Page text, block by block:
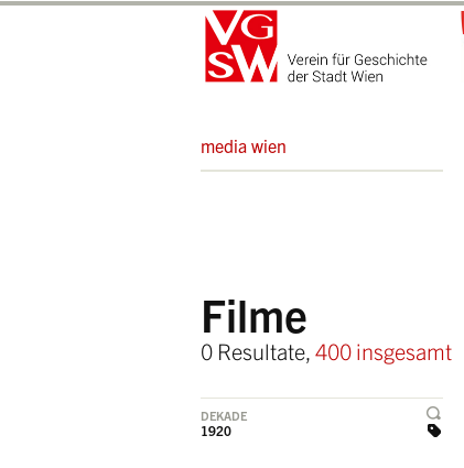
media wien
Filme
0 Resultate, 400 insgesamt
DEKADE
1920